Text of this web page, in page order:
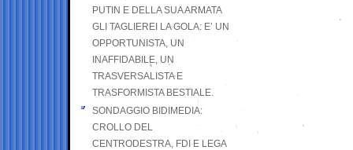
PUTIN E DELLA SUA ARMATA
GLI TAGLIEREI LA GOLA: E’ UN
OPPORTUNISTA, UN
INAFFIDABILE, UN
TRASVERSALISTA E
TRASFORMISTA BESTIALE.
SONDAGGIO BIDIMEDIA:
CROLLO DEL
CENTRODESTRA, FDI E LEGA